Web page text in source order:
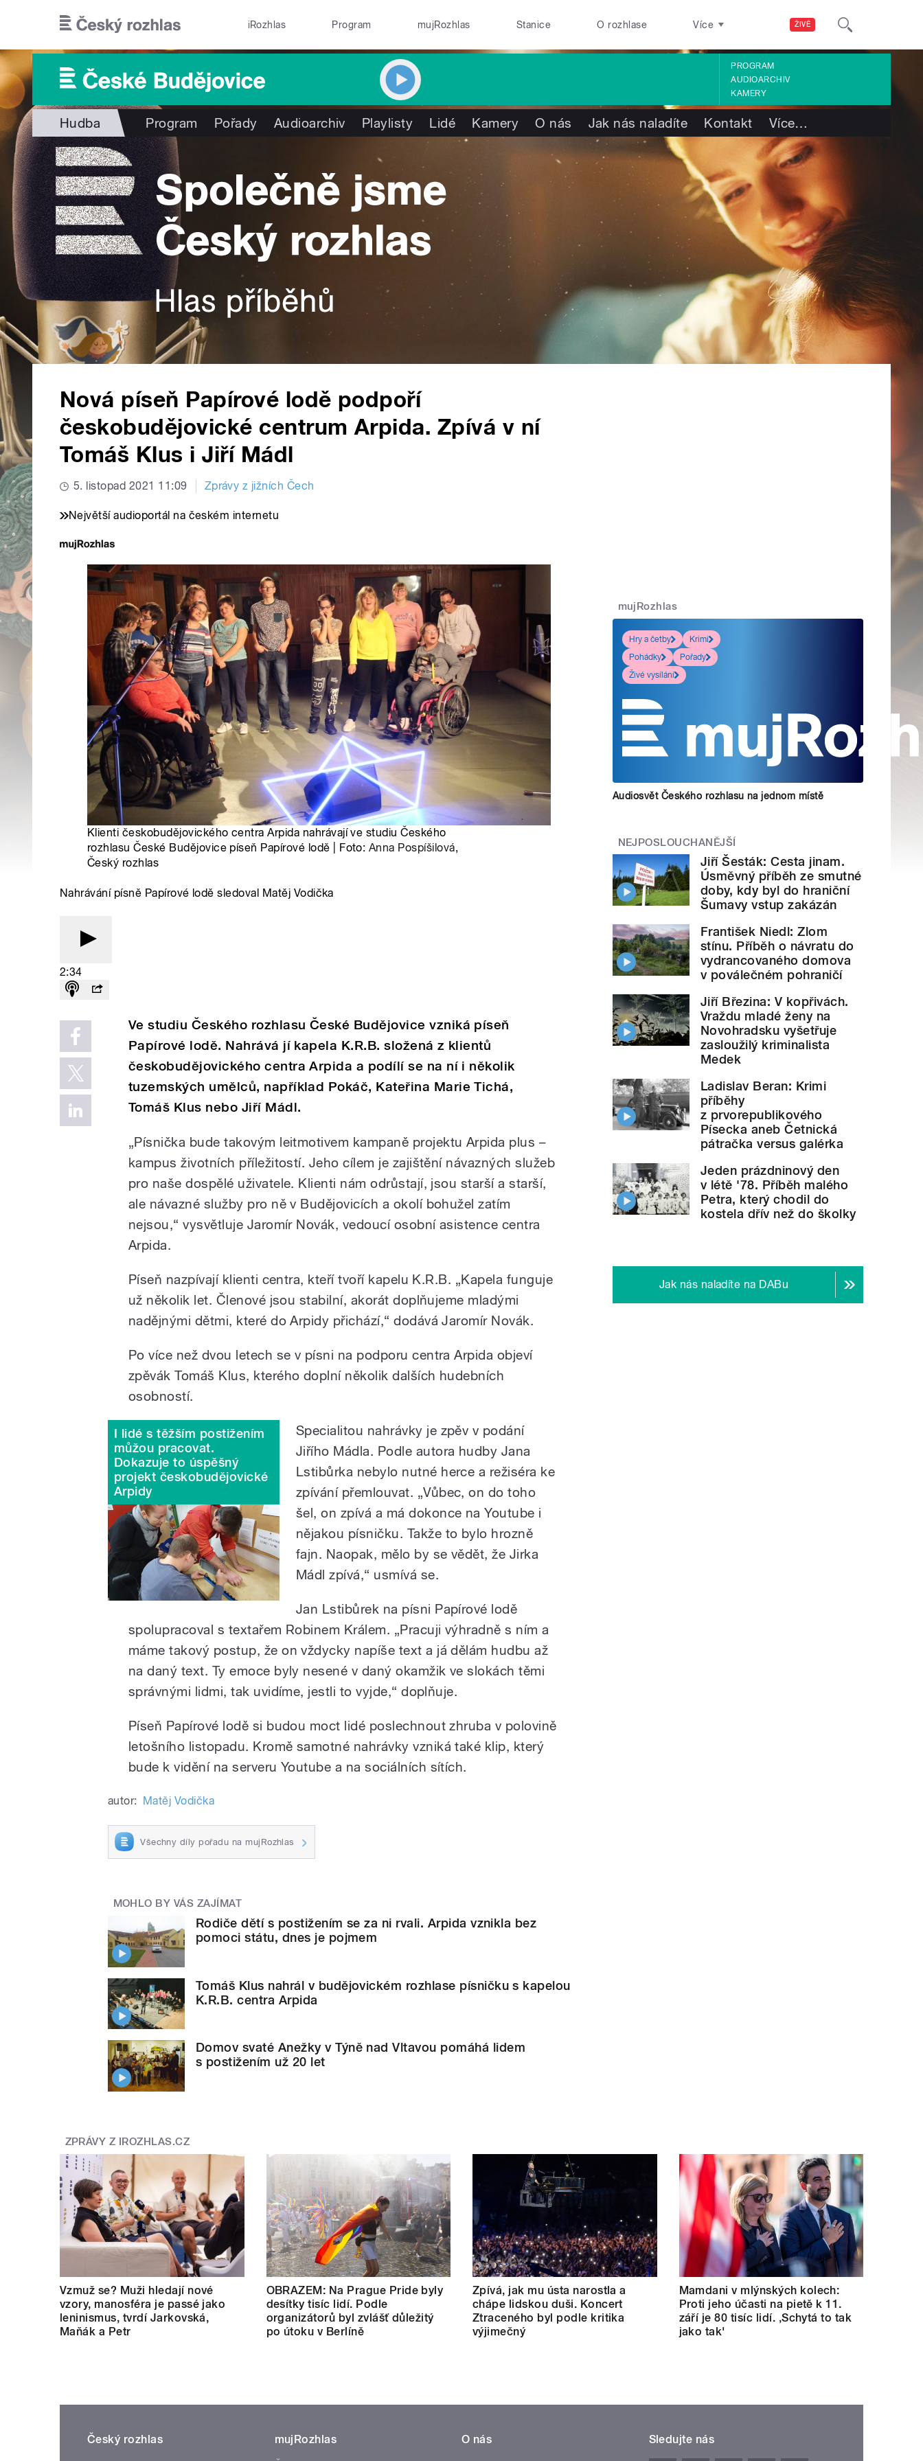
ŽIVĚ
iRozhlas Program mujRozhlas Stanice O rozhlase Více
PROGRAM
AUDIOARCHIV
KAMERY
Hudba Program Pořady Audioarchiv Playlisty Lidé Kamery O nás Jak nás naladíte Kontakt Více…
Nová píseň Papírové lodě podpoří
českobudějovické centrum Arpida. Zpívá v ní
Tomáš Klus i Jiří Mádl
5. listopad 2021 11:09 Zprávy z jižních Čech
Největší audioportál na českém internetu
Klienti českobudějovického centra Arpida nahrávají ve studiu Českého
rozhlasu České Budějovice píseň Papírové lodě | Foto: Anna Pospíšilová,
Český rozhlas
Nahrávání písně Papírové lodě sledoval Matěj Vodička
2:34
Ve studiu Českého rozhlasu České Budějovice vzniká píseň
Papírové lodě. Nahrává jí kapela K.R.B. složená z klientů
českobudějovického centra Arpida a podílí se na ní i několik
tuzemských umělců, například Pokáč, Kateřina Marie Tichá,
Tomáš Klus nebo Jiří Mádl.
„Písnička bude takovým leitmotivem kampaně projektu Arpida plus –
kampus životních příležitostí. Jeho cílem je zajištění návazných služeb
pro naše dospělé uživatele. Klienti nám odrůstají, jsou starší a starší,
ale návazné služby pro ně v Budějovicích a okolí bohužel zatím
nejsou,“ vysvětluje Jaromír Novák, vedoucí osobní asistence centra
Arpida.
Píseň nazpívají klienti centra, kteří tvoří kapelu K.R.B. „Kapela funguje
už několik let. Členové jsou stabilní, akorát doplňujeme mladými
nadějnými dětmi, které do Arpidy přichází,“ dodává Jaromír Novák.
Po více než dvou letech se v písni na podporu centra Arpida objeví
zpěvák Tomáš Klus, kterého doplní několik dalších hudebních
osobností.
I lidé s těžším postižením
můžou pracovat.
Dokazuje to úspěšný
projekt českobudějovické
Arpidy
Specialitou nahrávky je zpěv v podání
Jiřího Mádla. Podle autora hudby Jana
Lstibůrka nebylo nutné herce a režiséra ke
zpívání přemlouvat. „Vůbec, on do toho
šel, on zpívá a má dokonce na Youtube i
nějakou písničku. Takže to bylo hrozně
fajn. Naopak, mělo by se vědět, že Jirka
Mádl zpívá,“ usmívá se.
Jan Lstibůrek na písni Papírové lodě
spolupracoval s textařem Robinem Králem. „Pracuji výhradně s ním a
máme takový postup, že on vždycky napíše text a já dělám hudbu až
na daný text. Ty emoce byly nesené v daný okamžik ve slokách těmi
správnými lidmi, tak uvidíme, jestli to vyjde,“ doplňuje.
Píseň Papírové lodě si budou moct lidé poslechnout zhruba v polovině
letošního listopadu. Kromě samotné nahrávky vzniká také klip, který
bude k vidění na serveru Youtube a na sociálních sítích.
autor: Matěj Vodička
Všechny díly pořadu na mujRozhlas
MOHLO BY VÁS ZAJÍMAT
Rodiče dětí s postižením se za ni rvali. Arpida vznikla bez
pomoci státu, dnes je pojmem
Tomáš Klus nahrál v budějovickém rozhlase písničku s kapelou
K.R.B. centra Arpida
Domov svaté Anežky v Týně nad Vltavou pomáhá lidem
s postižením už 20 let
mujRozhlas
Hry a četby
Krimi
Pohádky
Pořady
Živé vysílání
Audiosvět Českého rozhlasu na jednom místě
NEJPOSLOUCHANĚJŠÍ
Jiří Šesták: Cesta jinam.
Úsměvný příběh ze smutné
doby, kdy byl do hraniční
Šumavy vstup zakázán
František Niedl: Zlom
stínu. Příběh o návratu do
vydrancovaného domova
v poválečném pohraničí
Jiří Březina: V kopřivách.
Vraždu mladé ženy na
Novohradsku vyšetřuje
zasloužilý kriminalista
Medek
Ladislav Beran: Krimi
příběhy
z prvorepublikového
Písecka aneb Četnická
pátračka versus galérka
Jeden prázdninový den
v létě '78. Příběh malého
Petra, který chodil do
kostela dřív než do školky
Jak nás naladíte na DABu
ZPRÁVY Z IROZHLAS.CZ
Vzmuž se? Muži hledají nové
vzory, manosféra je passé jako
leninismus, tvrdí Jarkovská,
Maňák a Petr
OBRAZEM: Na Prague Pride byly
desítky tisíc lidí. Podle
organizátorů byl zvlášť důležitý
po útoku v Berlíně
Zpívá, jak mu ústa narostla a
chápe lidskou duši. Koncert
Ztraceného byl podle kritika
výjimečný
Mamdani v mlýnských kolech:
Proti jeho účasti na pietě k 11.
září je 80 tisíc lidí. ‚Schytá to tak
jako tak'
Český rozhlas
mujRozhlas
O nás
Sledujte nás